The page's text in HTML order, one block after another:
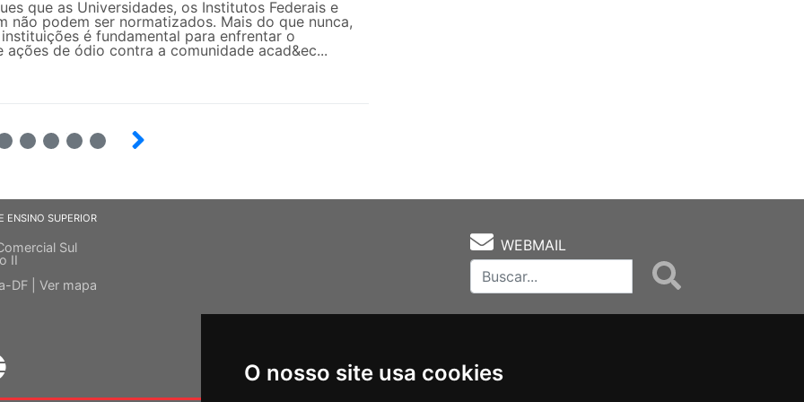
O nosso site usa cookies
que as Universidades, os Institutos Federais e
não podem ser normatizados. Mais do que nunca,
é fundamental para enfrentar o
ações de ódio contra a comunidade acad&ec...
ENSINO SUPERIOR
Sul
II
DF | Ver mapa
WEBMAIL